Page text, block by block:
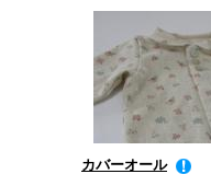
カバーオール